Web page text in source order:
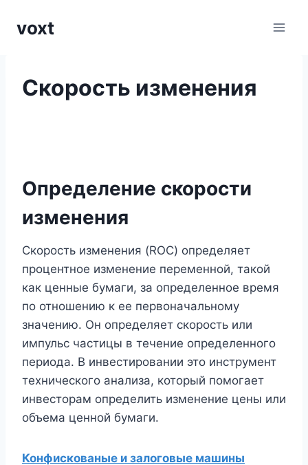
voxt
Скорость изменения
Определение скорости
изменения
Скорость изменения (ROC) определяет
процентное изменение переменной, такой
как ценные бумаги, за определенное время
по отношению к ее первоначальному
значению. Он определяет скорость или
импульс частицы в течение определенного
периода. В инвестировании это инструмент
технического анализа, который помогает
инвесторам определить изменение цены или
объема ценной бумаги.
Конфискованые и залоговые машины